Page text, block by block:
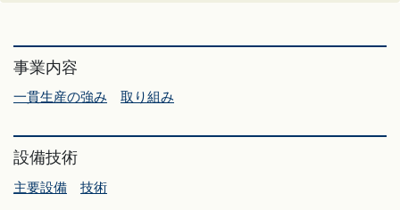
事業内容
一貫生産の強み 取り組み
設備技術
主要設備 技術